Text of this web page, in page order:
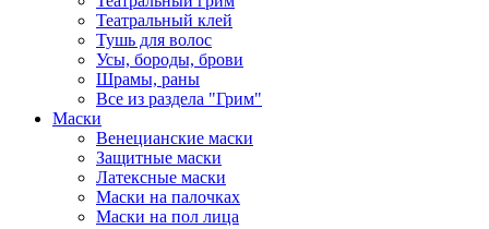
Театральный клей
Тушь для волос
Усы, бороды, брови
Шрамы, раны
Все из раздела "Грим"
Маски
Венецианские маски
Защитные маски
Латексные маски
Маски на палочках
Маски на пол лица